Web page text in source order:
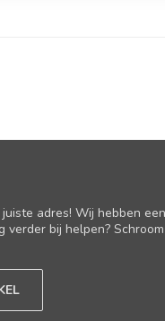
adres! Wij hebben
bij helpen?